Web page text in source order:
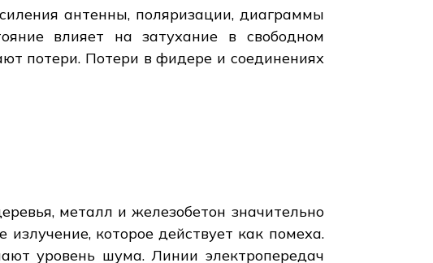
антенны, поляризации, диаграммы
влияет на затухание в свободном
потери. Потери в фидере и соединениях
металл и железобетон значительно
которое действует как помеха.
уровень шума. Линии электропередач